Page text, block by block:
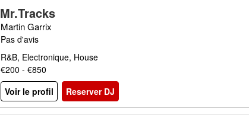
Mr.Tracks
Martin Garrix
Pas d'avis
R&B, Electronique, House
€200 - €850
Voir le profil
Reserver DJ